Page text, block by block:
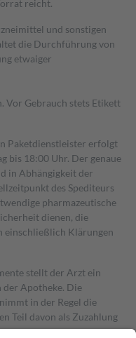
reicht.
und sonstigen
die Durchführung von
etwaiger
Vor Gebrauch stets Etikett
Paketdienstleister erfolgt
bis 18:00 Uhr. Der genaue
in Abhängigkeit der
des Spediteurs
pharmazeutische
dienen, die
einschließlich Klärungen
stellt der Arzt ein
der Apotheke. Die
in der Regel die
Teil davon als Zuzahlung